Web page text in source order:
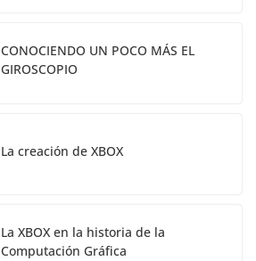
CONOCIENDO UN POCO MÁS EL
GIROSCOPIO
La creación de XBOX
La XBOX en la historia de la
Computación Gráfica